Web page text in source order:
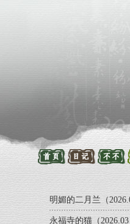
明媚的二月兰（
永福寺的猫（2026.03